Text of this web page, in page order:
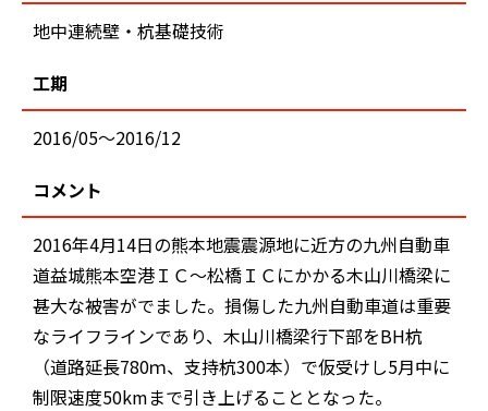
地中連続壁・杭基礎技術
工期
2016/05～2016/12
コメント
2016年4月14日の熊本地震震源地に近方の九州自動車
道益城熊本空港ＩＣ～松橋ＩＣにかかる木山川橋梁に
甚大な被害がでました。損傷した九州自動車道は重要
なライフラインであり、木山川橋梁行下部をBH杭
（道路延長780ｍ、支持杭300本）で仮受けし5月中に
制限速度50kmまで引き上げることとなった。